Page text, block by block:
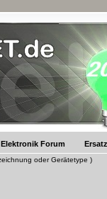
Elektronik Forum
oder Gerätetype )